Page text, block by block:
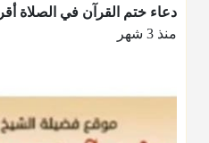
دعاء ختم القرآن في الصلاة
منذ 3 شهر